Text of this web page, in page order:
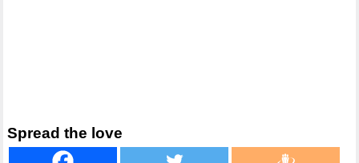
Spread the love